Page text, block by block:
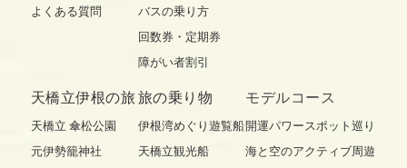
よくある質問
バスの乗り方
回数券・定期券
障がい者割引
天橋立伊根の旅
天橋立 傘松公園
元伊勢籠神社
旅の乗り物
伊根湾めぐり遊覧船
天橋立観光船
モデルコース
開運パワースポット巡り
海と空のアクティブ周遊